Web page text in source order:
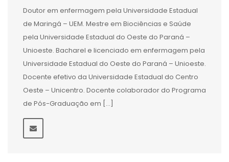
Doutor em enfermagem pela Universidade Estadual
de Maringá – UEM. Mestre em Biociências e Saúde
pela Universidade Estadual do Oeste do Paraná –
Unioeste. Bacharel e licenciado em enfermagem pela
Universidade Estadual do Oeste do Paraná – Unioeste.
Docente efetivo da Universidade Estadual do Centro
Oeste – Unicentro. Docente colaborador do Programa
de Pós-Graduação em […]